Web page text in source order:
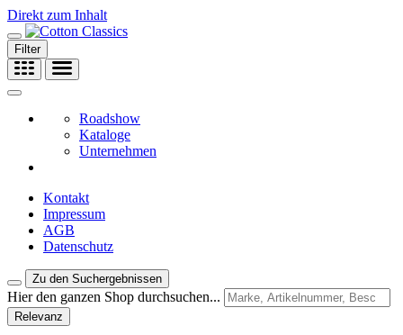
Direkt zum Inhalt
Filter
Roadshow
Kataloge
Unternehmen
Kontakt
Impressum
AGB
Datenschutz
Zu den Suchergebnissen
Hier den ganzen Shop durchsuchen...
Relevanz